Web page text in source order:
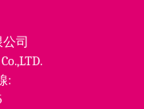
司
: